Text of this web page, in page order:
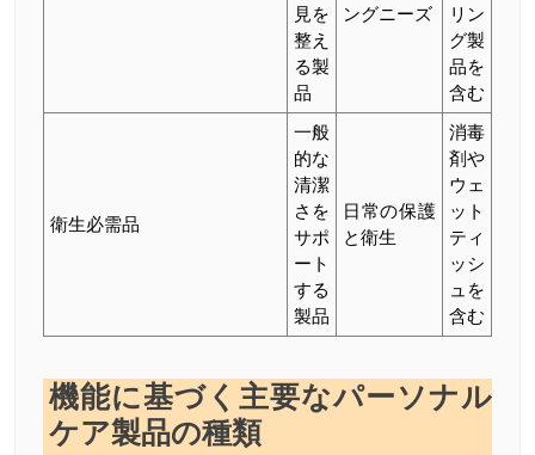
見を
整え
る製
品
ングニーズ
リン
グ製
品を
含む
衛生必需品
一般
的な
清潔
さを
サポ
ート
する
製品
日常の保護
と衛生
消毒
剤や
ウェ
ット
ティ
ッシ
ュを
含む
機能に基づく主要なパーソナル
ケア製品の種類